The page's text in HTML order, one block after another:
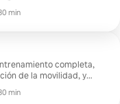
min
completa,
de la movilidad, y
un plan de
una guía nutricional.
min